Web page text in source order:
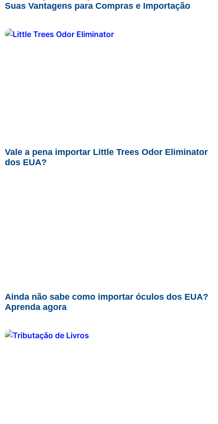
Suas Vantagens para Compras e Importação
Vale a pena importar Little Trees Odor Eliminator
dos EUA?
Ainda não sabe como importar óculos dos EUA?
Aprenda agora